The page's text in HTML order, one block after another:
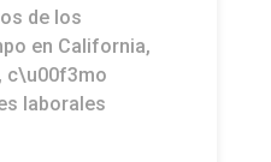
de los
en California,
c\u00f3mo
laborales